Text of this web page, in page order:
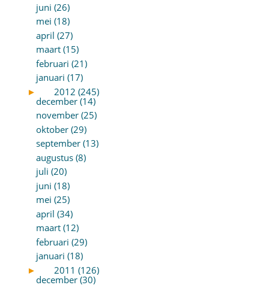
juni (26)
mei (18)
april (27)
maart (15)
februari (21)
januari (17)
►
2012 (245)
december (14)
november (25)
oktober (29)
september (13)
augustus (8)
juli (20)
juni (18)
mei (25)
april (34)
maart (12)
februari (29)
januari (18)
►
2011 (126)
december (30)